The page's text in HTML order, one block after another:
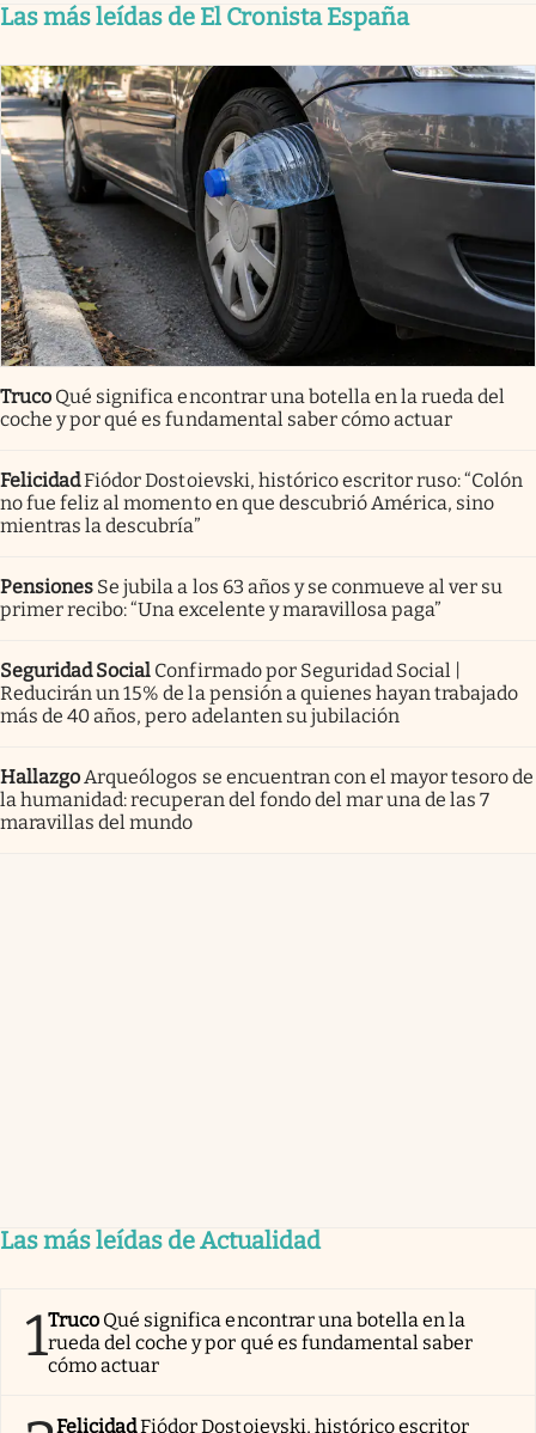
Las más leídas de El Cronista España
Truco Qué significa encontrar una botella en la rueda del
coche y por qué es fundamental saber cómo actuar
FelicidadFiódor Dostoievski, histórico escritor ruso: “Colón
no fue feliz al momento en que descubrió América, sino
mientras la descubría”
Pensiones Se jubila a los 63 años y se conmueve al ver su
primer recibo: “Una excelente y maravillosa paga”
Seguridad Social Confirmado por Seguridad Social |
Reducirán un 15% de la pensión a quienes hayan trabajado
más de 40 años, pero adelanten su jubilación
Hallazgo Arqueólogos se encuentran con el mayor tesoro de
la humanidad: recuperan del fondo del mar una de las 7
maravillas del mundo
Las más leídas de Actualidad
1Truco Qué significa encontrar una botella en la
rueda del coche y por qué es fundamental saber
cómo actuar
FelicidadFiódor Dostoievski, histórico escritor